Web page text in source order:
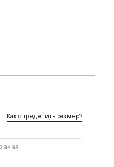
Как определить размер?